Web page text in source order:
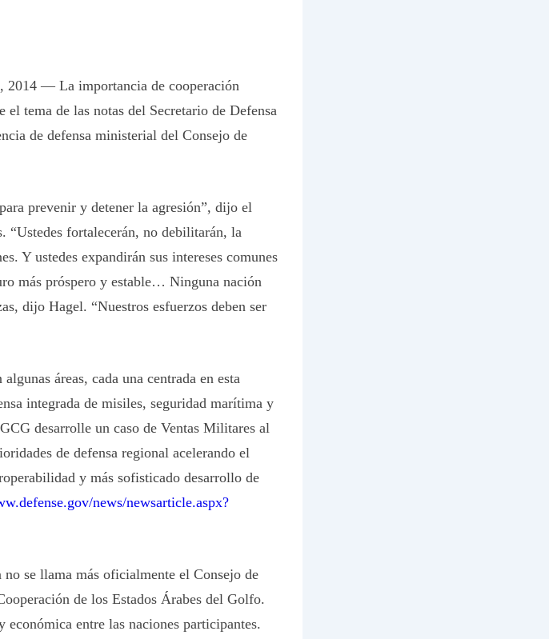
2014 — La importancia de cooperación
tema de las notas del Secretario de Defensa
de defensa ministerial del Consejo de
prevenir y detener la agresión”, dijo el
“Ustedes fortalecerán, no debilitarán, la
Y ustedes expandirán sus intereses comunes
más próspero y estable… Ninguna nación
dijo Hagel. “Nuestros esfuerzos deben ser
áreas, cada una centrada en esta
integrada de misiles, seguridad marítima y
desarrolle un caso de Ventas Militares al
de defensa regional acelerando el
y más sofisticado desarrollo de
news/newsarticle.aspx?
no se llama más oficialmente el Consejo de
de los Estados Árabes del Golfo.
entre las naciones participantes.